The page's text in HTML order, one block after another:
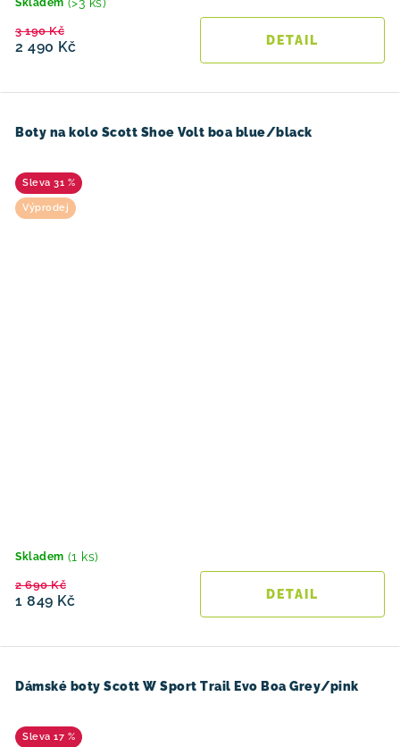
Skladem
2 490 Kč
3 190 Kč
Boty na kolo Scott Shoe Volt boa blue/black
31 %
Výprodej
Skladem (1 ks)
1 849 Kč
2 690 Kč
Dámské boty Scott W Sport Trail Evo Boa Grey/pink
17 %